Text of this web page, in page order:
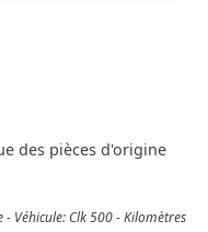
des pièces d'origine
Véhicule: Clk 500 - Kilomètres